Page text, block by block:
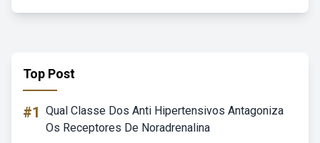
Top Post
#1 Qual Classe Dos Anti Hipertensivos Antagoniza
Os Receptores De Noradrenalina